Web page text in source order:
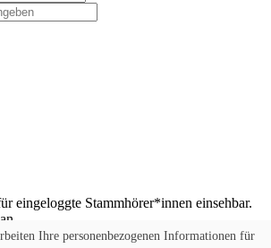
eingeloggte Stammhörer*innen einsehbar.
Ihre personenbezogenen Informationen für